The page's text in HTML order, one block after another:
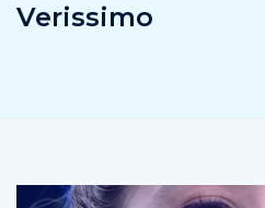
Verissimo